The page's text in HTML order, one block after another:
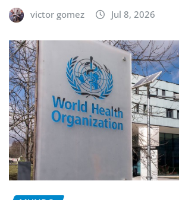
victor gomez Jul 8, 2026